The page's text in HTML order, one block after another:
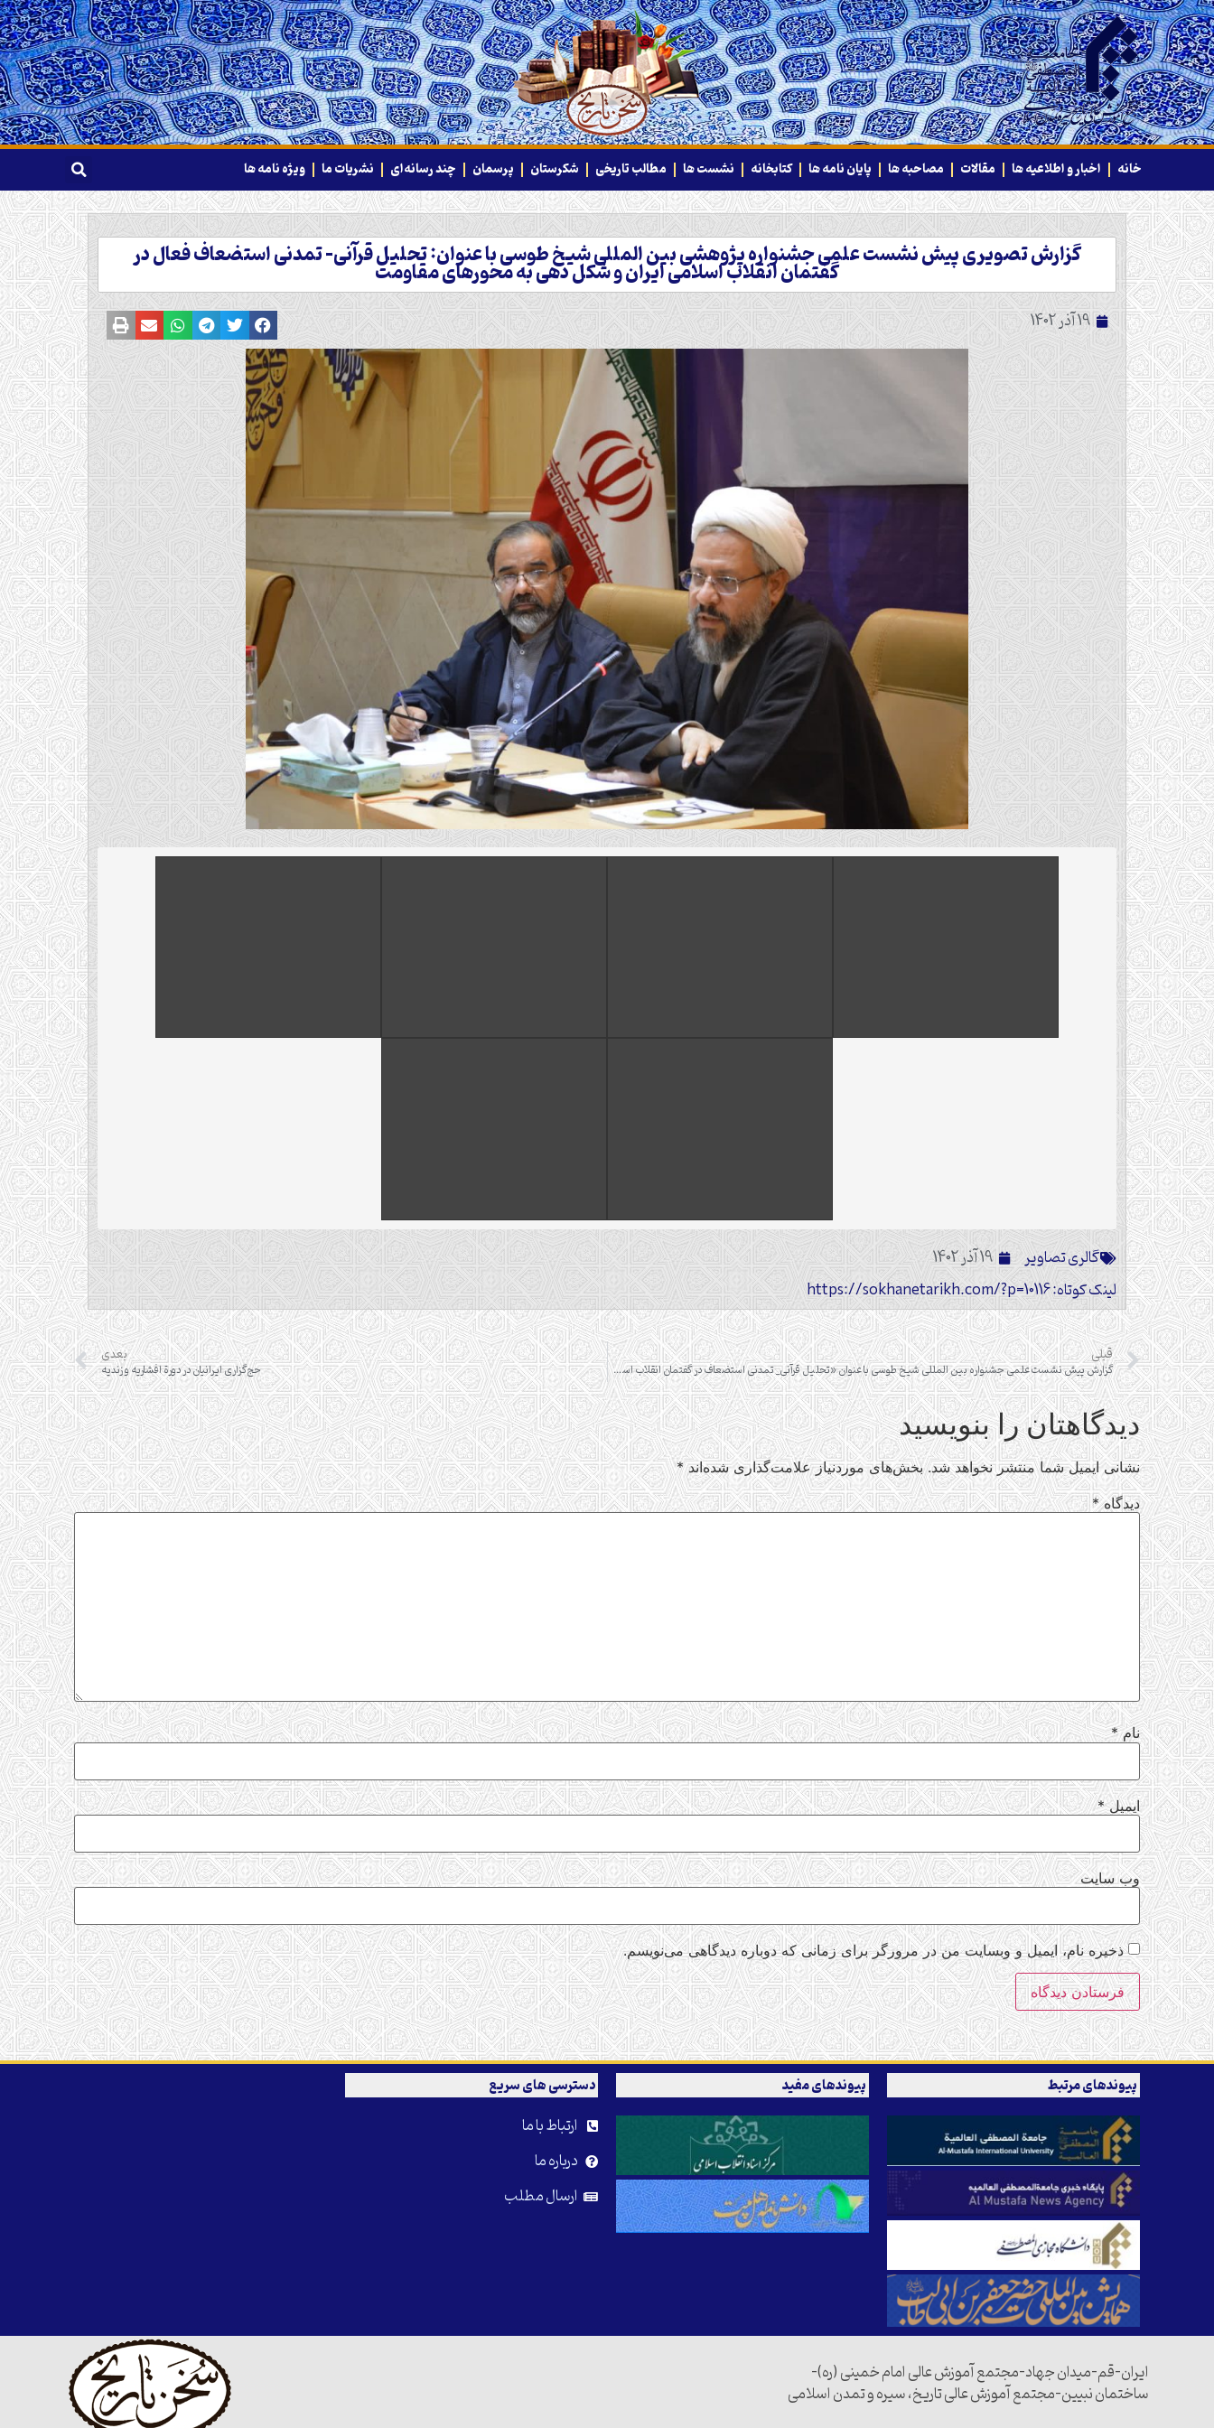
خانه اخبار و اطلاعیه ها مقالات مصاحبه ها پایان نامه ها کتابخانه نشست ها مطالب تاریخی شکرستان پرسمان چند رسانه‌ای نشریات ما ویژه نامه ها
گزارش تصویری پیش نشست علمی جشنواره پژوهشی بین المللی شیخ طوسی با عنوان: تحلیل قرآنی- تمدنی استضعاف فعال در
گفتمان انقلاب اسلامی ایران و شکل دهی به محورهای مقاومت
19 آذر 1402
گالری تصاویر
19 آذر 1402
لینک کوتاه: https://sokhanetarikh.com/?p=10116
قبلی
گزارش پیش نشست علمی جشنواره بین المللی شیخ طوسی با عنوان «تحلیل قرآنی_ تمدنی استضعاف در گفتمان انقلاب اسلامی ایران و شکل دهی به محور مقاومت»
بعدی
حج‌گزاری ایرانیان در دورة افشاریه و زندیه
دیدگاهتان را بنویسید
نشانی ایمیل شما منتشر نخواهد شد. بخش‌های موردنیاز علامت‌گذاری شده‌اند*
دیدگاه*
نام*
ایمیل*
وب‌ سایت
ذخیره نام، ایمیل و وبسایت من در مرورگر برای زمانی که دوباره دیدگاهی می‌نویسم.
پیوندهای مرتبط پیوندهای مفید دسترسی های سریع
ارتباط با ما
درباره ما
ارسال مطلب
ایران-قم-میدان جهاد-مجتمع آموزش عالی امام خمینی (ره)-
ساختمان نبیین-مجتمع آموزش عالی تاریخ، سیره و تمدن اسلامی